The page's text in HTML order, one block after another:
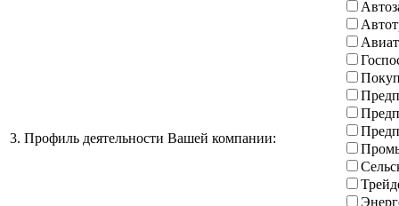
3. Профиль деятельности Вашей компании: